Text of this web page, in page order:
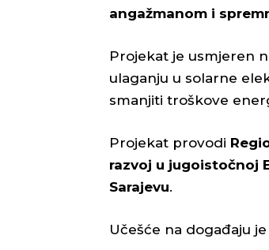
angažmanom i
Projekat je usmjeren
ulaganju u solarne
smanjiti troškove
Projekat provodi
razvoj u jugoistočnoj
Sarajevu.
Učešće na događaju